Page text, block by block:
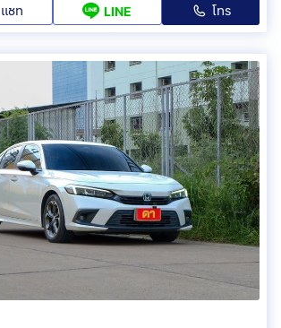
แชท LINE โทร